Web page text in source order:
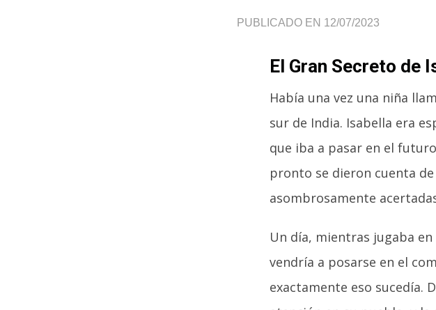
PUBLICADO EN 12/07/2023
El Gran Secreto de
Había una vez una niña
sur de India. Isabella era
que iba a pasar en el
pronto se dieron cuenta
asombrosamente
Un día, mientras jugaba
vendría a posarse en el
exactamente eso sucedía.